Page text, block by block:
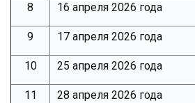
8 16 апреля 2026 года
9 17 апреля 2026 года
10 25 апреля 2026 года
11 28 апреля 2026 года